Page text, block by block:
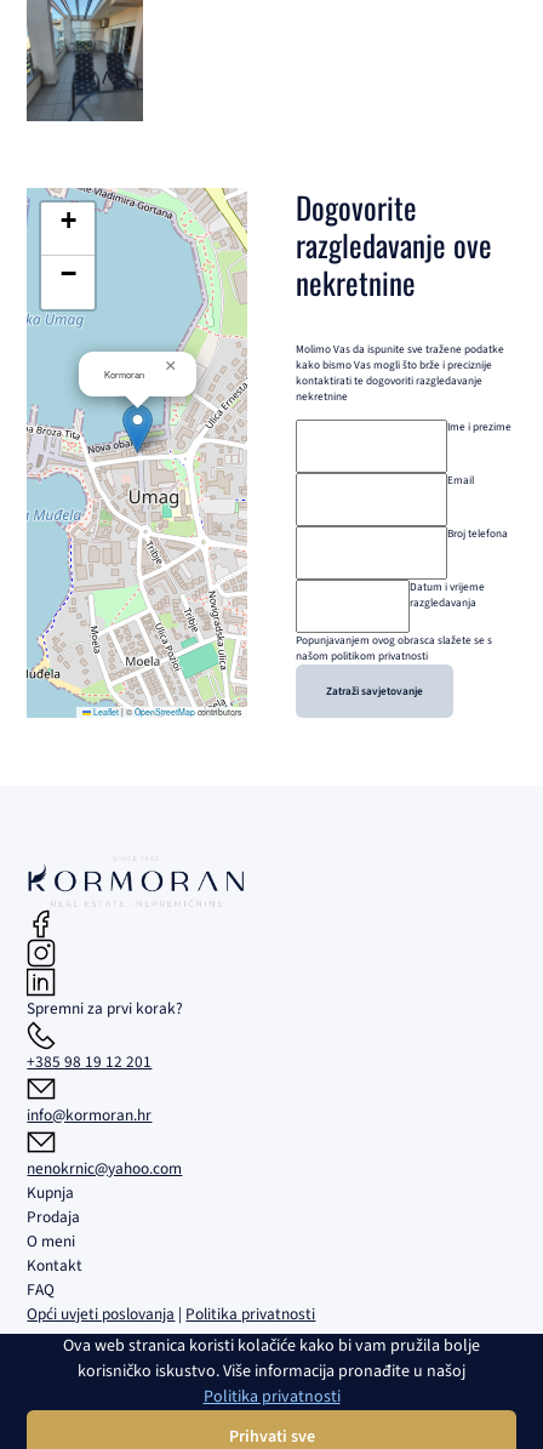
Kormoran ×
+
−
Leaflet |© OpenStreetMapcontributors
Dogovorite
razgledavanje ove
nekretnine
Molimo Vas da ispunite sve tražene podatke
kako bismo Vas mogli što brže i preciznije
kontaktirati te dogovoriti razgledavanje
nekretnine
Ime i prezime
Email
Broj telefona
Datum i vrijeme
razgledavanja
Popunjavanjem ovog obrasca slažete se s
našom politikom privatnosti
Zatraži savjetovanje
Spremni za prvi korak?
+385 98 19 12 201
info@kormoran.hr
nenokrnic@yahoo.com
Kupnja
Prodaja
O meni
Kontakt
FAQ
Opći uvjeti poslovanja | Politika privatnosti
Kormoran d.o.o. | Sjedište i ured: Trgovačka 5B, Umag | Društvo je
upisano u sudski registar Trgovačkog suda u Rijeci pod br. MBS
040108082 | OIB: 02980639082 | Transakcijski račun i banka:
HR4224840081100459161, RBA | Temeljni kapital: 2.654,46 € | Direktor:
Ova web stranica koristi kolačiće kako bi vam pružila bolje
korisničko iskustvo. Više informacija pronađite u našoj
Politika privatnosti
Prihvati sve